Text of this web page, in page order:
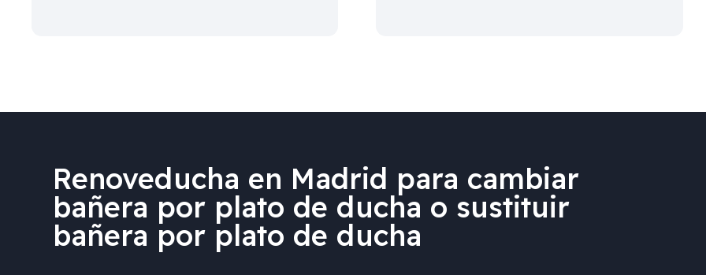
Renoveducha en Madrid para cambiar
bañera por plato de ducha o sustituir
bañera por plato de ducha